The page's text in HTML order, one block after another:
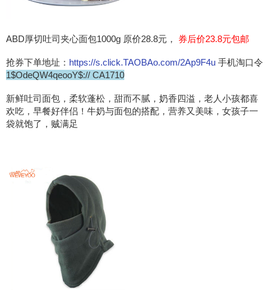
ABD厚切吐司夹心面包1000g 原价28.8元， 券后价23.8元包邮
抢券下单地址： https://s.click.TAOBAo.com/2Ap9F4u 手机淘口令
1$OdeQW4qeooY$:// CA1710
新鲜吐司面包，柔软蓬松，甜而不腻，奶香四溢，老人小孩都喜
欢吃，早餐好伴侣！牛奶与面包的搭配，营养又美味，女孩子一
袋就饱了，贼满足